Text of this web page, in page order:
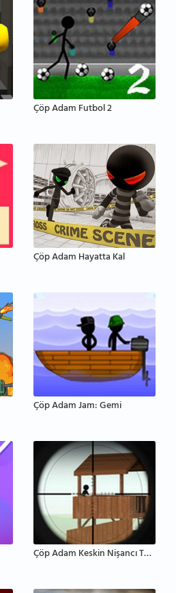
Çöp Adam Futbol 2
Çöp Adam Hayatta Kal
Çöp Adam Jam: Gemi
Çöp Adam Keskin Nişancı Takımı